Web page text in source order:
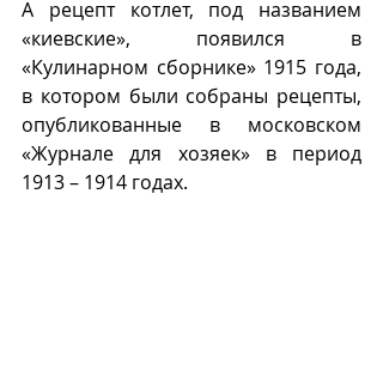
А рецепт котлет, под названием
«киевские», появился в
«Кулинарном сборнике» 1915 года,
в котором были собраны рецепты,
опубликованные в московском
«Журнале для хозяек» в период
1913 – 1914 годах.